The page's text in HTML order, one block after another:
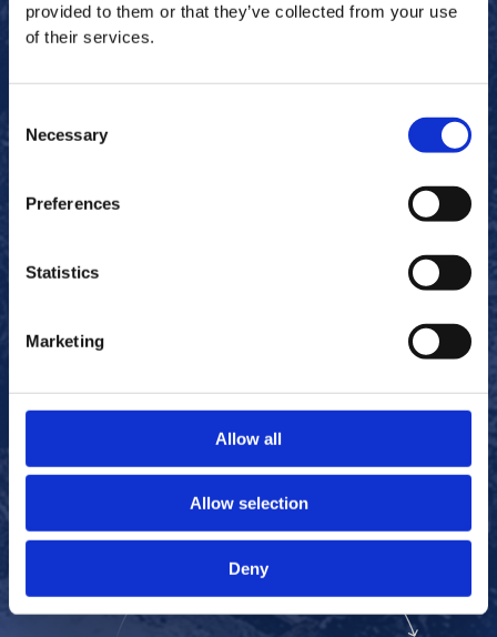
provided to them or that they’ve collected from your use
of their services.
Selection
Necessary
Preferences
Statistics
Marketing
Allow all
Allow selection
Deny
Außerhalb eines Umkreises von 150 km versenden wir
unsere Kunden in der Regel bereits, was unnötige Wege
Wäscherei verwendet.